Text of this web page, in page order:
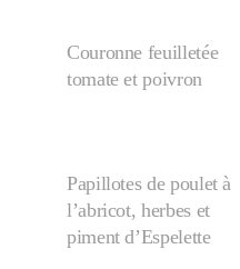
Couronne feuilletée
tomate et poivron
Papillotes de poulet à
l’abricot, herbes et
piment d’Espelette